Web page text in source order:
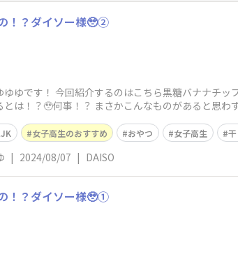
！？ダイソー様🥹②
ゆです！ 今回紹介するのはこちら黒糖バナナチ
とは！？🥹何事！？ まさかこんなものがあると思
女子高生のおすすめ おやつ 女子高生
| 2024/08/07 | DAISO
！？ダイソー様🥹①